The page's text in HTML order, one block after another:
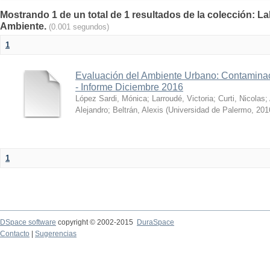
Mostrando 1 de un total de 1 resultados de la colección:
Ambiente. (0.001 segundos)
1
Evaluación del Ambiente Urbano:
- Informe Diciembre 2016
López Sardi, Mónica; Larroudé, Victoria; Curti, Nicolas;
Alejandro; Beltrán, Alexis (Universidad de Palermo,
1
DSpace software copyright © 2002-2015
DuraSpace
Contacto
Sugerencias